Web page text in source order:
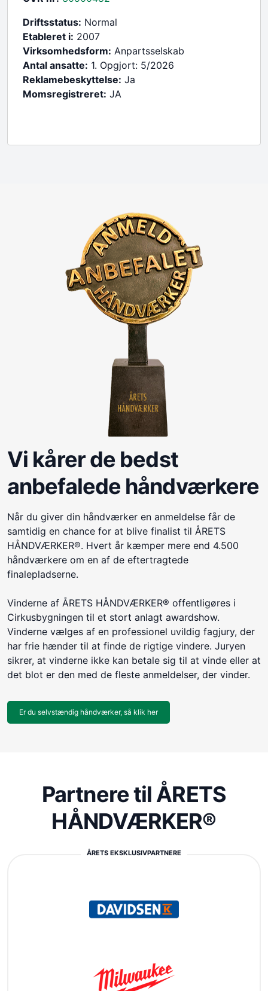
Driftsstatus: Normal
Etableret i: 2007
Virksomhedsform: Anpartsselskab
Antal ansatte: 1. Opgjort: 5/2026
Reklamebeskyttelse: Ja
Momsregistreret: JA
Vi kårer de bedst
anbefalede håndværkere
Når du giver din håndværker en anmeldelse får de
samtidig en chance for at blive finalist til ÅRETS
HÅNDVÆRKER®. Hvert år kæmper mere end 4.500
håndværkere om en af de eftertragtede
finalepladserne.
Vinderne af ÅRETS HÅNDVÆRKER® offentligøres i
Cirkusbygningen til et stort anlagt awardshow.
Vinderne vælges af en professionel uvildig fagjury, der
har frie hænder til at finde de rigtige vindere. Juryen
sikrer, at vinderne ikke kan betale sig til at vinde eller at
det blot er den med de fleste anmeldelser, der vinder.
Er du selvstændig håndværker, så klik her
Partnere til ÅRETS
HÅNDVÆRKER®
ÅRETS EKSKLUSIVPARTNERE